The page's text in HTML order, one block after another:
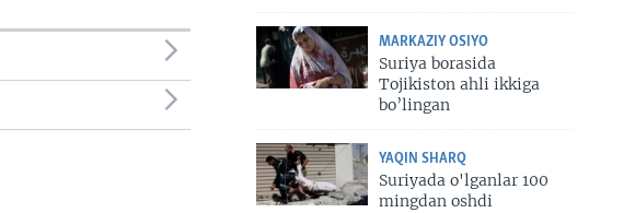
MARKAZIY OSIYO
Suriya borasida
Tojikiston ahli ikkiga
bo’lingan
YAQIN SHARQ
Suriyada o'lganlar 100
mingdan oshdi